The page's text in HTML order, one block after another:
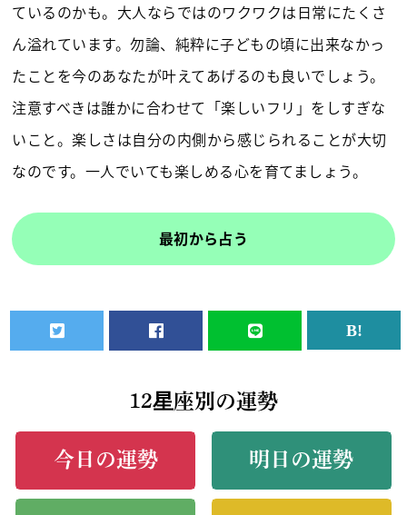
ているのかも。大人ならではのワクワクは日常にたくさ
ん溢れています。勿論、純粋に子どもの頃に出来なかっ
たことを今のあなたが叶えてあげるのも良いでしょう。
注意すべきは誰かに合わせて「楽しいフリ」をしすぎな
いこと。楽しさは自分の内側から感じられることが大切
なのです。一人でいても楽しめる心を育てましょう。
最初から占う
12星座別の運勢
今日の運勢 明日の運勢